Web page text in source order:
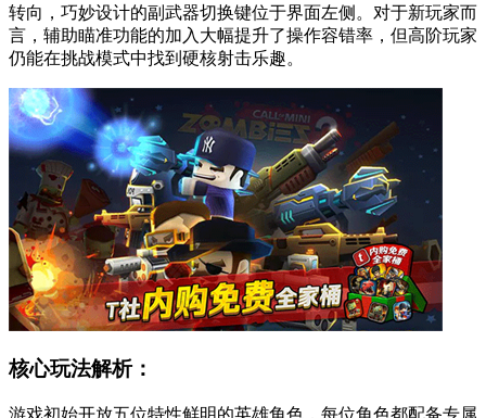
转向，巧妙设计的副武器切换键位于界面左侧。对于新玩家而
言，辅助瞄准功能的加入大幅提升了操作容错率，但高阶玩家
仍能在挑战模式中找到硬核射击乐趣。
核心玩法解析：
游戏初始开放五位特性鲜明的英雄角色，每位角色都配备专属